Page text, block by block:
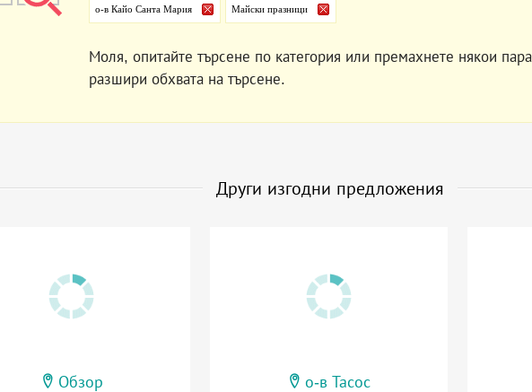
о-в Кайо Санта Мария Майски празници
Моля, опитайте търсене по категория или премахнете някои
разшири обхвата на търсене.
Други изгодни предложения
Обзор о-в Тасос